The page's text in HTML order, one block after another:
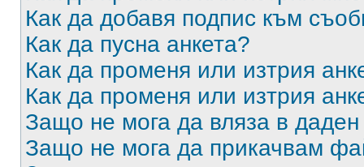
Как да добавя подпис към
Как да пусна анкета?
Как да променя или изтрия
Как да променя или изтрия
Защо не мога да вляза в
Защо не мога да прикачвам